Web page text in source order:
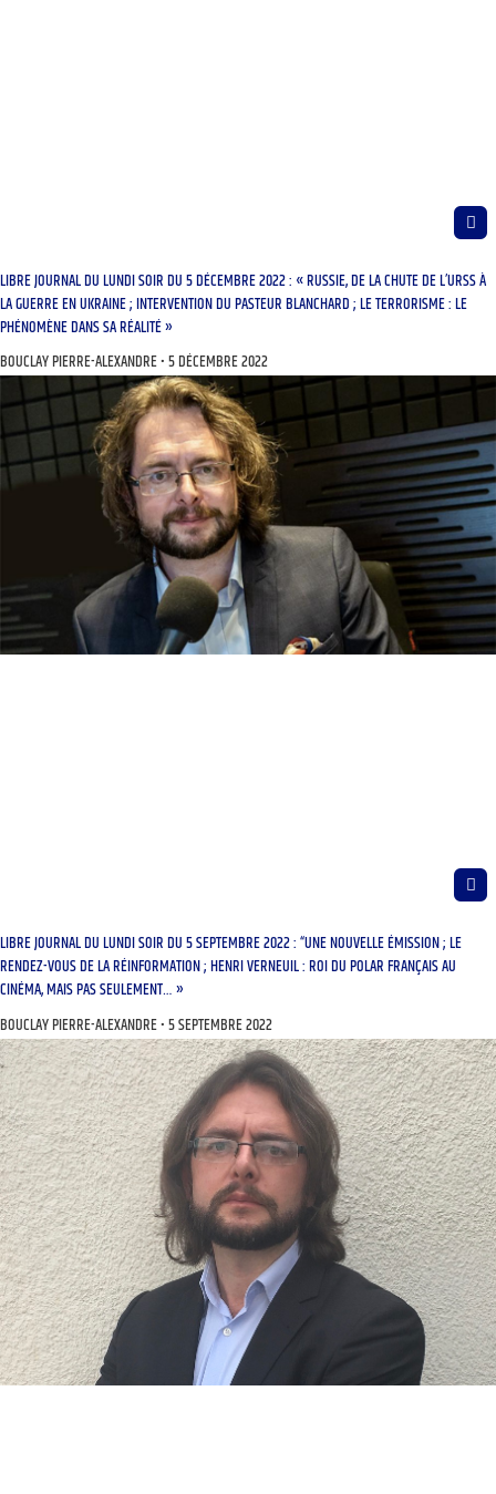
LIBRE JOURNAL DU LUNDI SOIR DU 5 DÉCEMBRE 2022 : « RUSSIE, DE LA CHUTE DE L’URSS À
LA GUERRE EN UKRAINE ; INTERVENTION DU PASTEUR BLANCHARD ; LE TERRORISME : LE
PHÉNOMÈNE DANS SA RÉALITÉ »
BOUCLAY PIERRE-ALEXANDRE 5 DÉCEMBRE 2022
LIBRE JOURNAL DU LUNDI SOIR DU 5 SEPTEMBRE 2022 : “UNE NOUVELLE ÉMISSION ; LE
RENDEZ-VOUS DE LA RÉINFORMATION ; HENRI VERNEUIL : ROI DU POLAR FRANÇAIS AU
CINÉMA, MAIS PAS SEULEMENT… »
BOUCLAY PIERRE-ALEXANDRE 5 SEPTEMBRE 2022